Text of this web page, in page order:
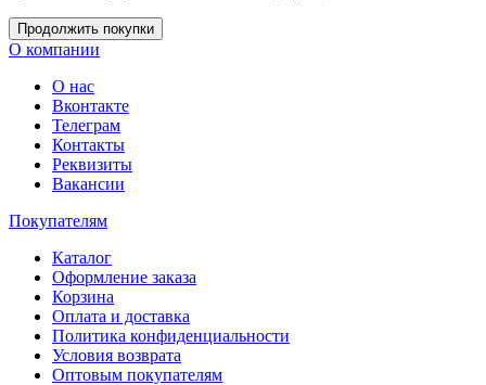
Продолжить покупки
О компании
О нас
Вконтакте
Телеграм
Контакты
Реквизиты
Вакансии
Покупателям
Каталог
Оформление заказа
Корзина
Оплата и доставка
Политика конфиденциальности
Условия возврата
Оптовым покупателям